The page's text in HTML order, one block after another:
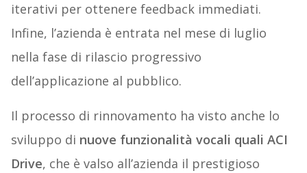
iterativi per ottenere feedback immediati.
Infine, l’azienda è entrata nel mese di luglio
nella fase di rilascio progressivo
dell’applicazione al pubblico.
Il processo di rinnovamento ha visto anche lo
sviluppo di nuove funzionalità vocali quali ACI
Drive, che è valso all’azienda il prestigioso